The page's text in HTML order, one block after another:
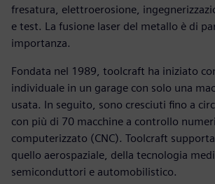
fresatura, elettroerosione,
e test. La fusione laser del metallo è di
importanza.
Fondata nel 1989, toolcraft ha iniziato
individuale in un garage con solo una
usata. In seguito, sono cresciuti fino a
con più di 70 macchine a controllo
computerizzato (CNC). Toolcraft
quello aerospaziale, della tecnologia
semiconduttori e automobilistico.